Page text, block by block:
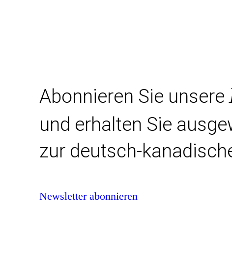
Abonnieren Sie unsere
und erhalten Sie
zur deutsch-
Newsletter abonnieren